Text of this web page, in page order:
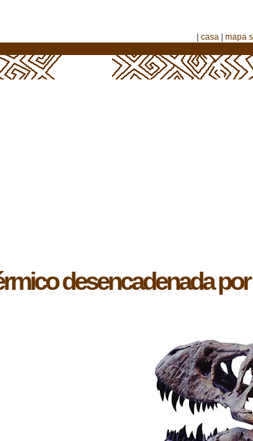
casa mapa
desencadenada por